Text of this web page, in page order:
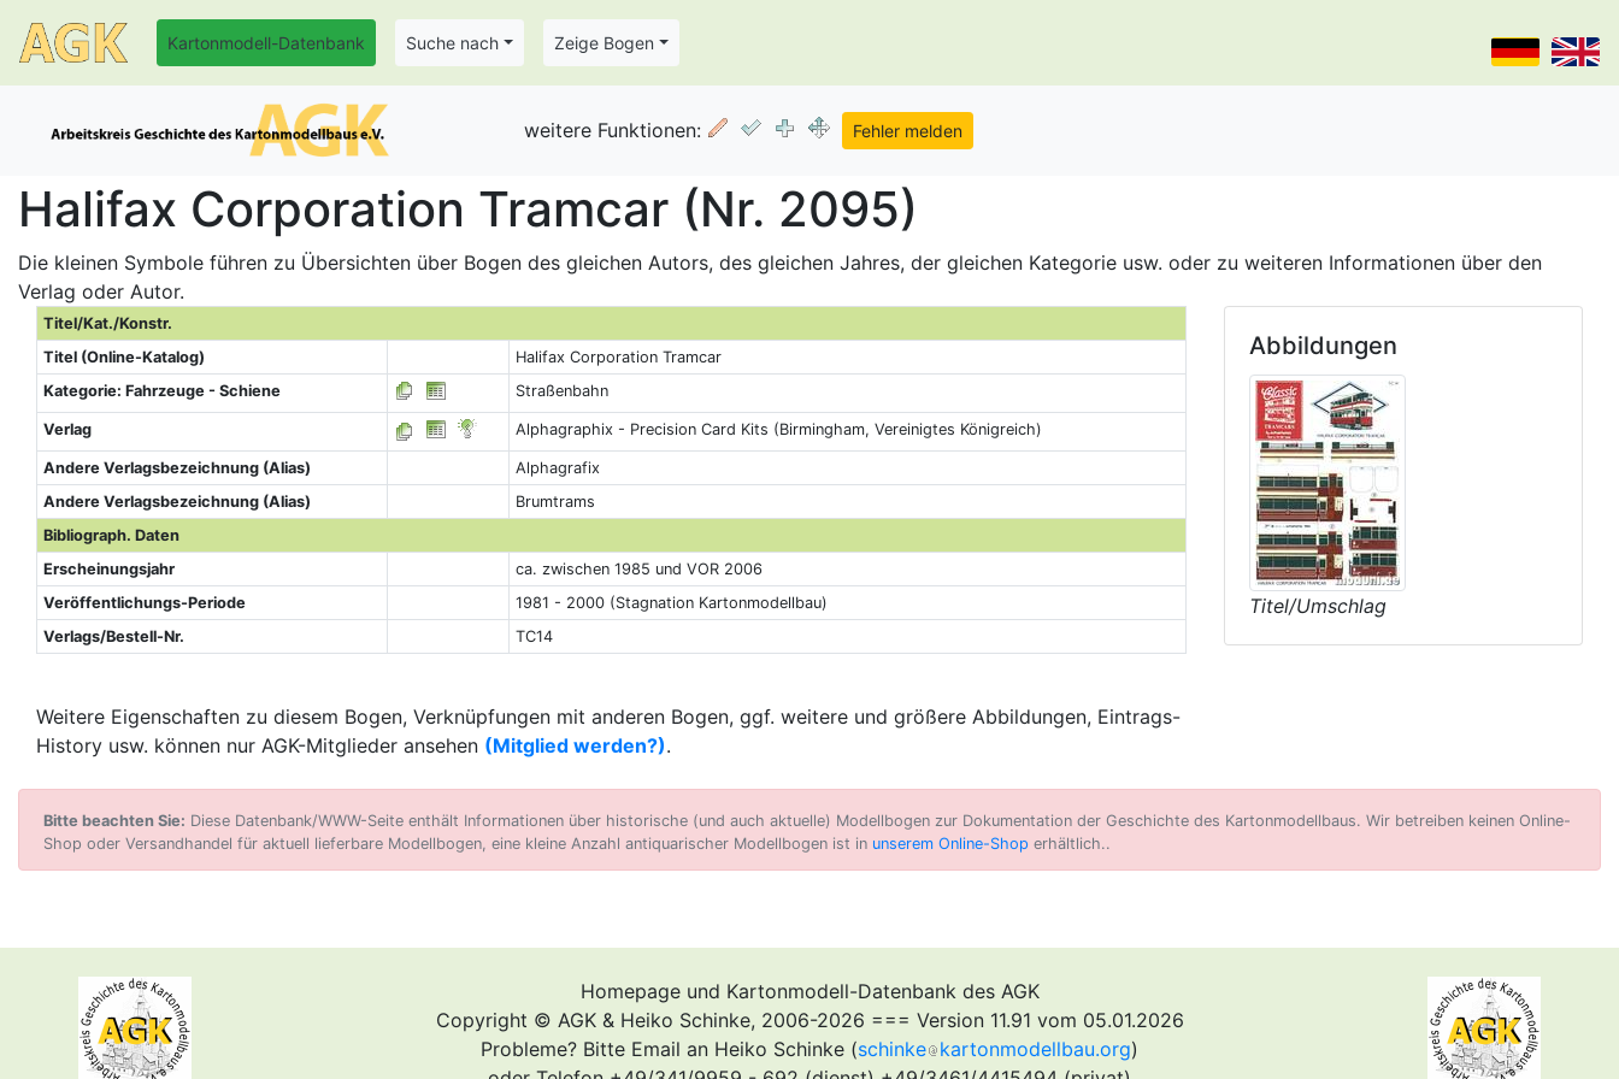
Kartonmodell-Datenbank Suche nach Zeige Bogen
weitere Funktionen:
Halifax Corporation Tramcar (Nr. 2095)
Die kleinen Symbole führen zu Übersichten über Bogen des gleichen Autors, des gleichen Jahres, der gleichen Kategorie usw. oder zu weiteren Informationen über den
Verlag oder Autor.
Titel/Kat./Konstr.
Titel (Online-Katalog)
Halifax Corporation Tramcar
Kategorie: Fahrzeuge - Schiene
Straßenbahn
Verlag Alphagraphix - Precision Card Kits (Birmingham, Vereinigtes Königreich)
Andere Verlagsbezeichnung (Alias)
Alphagrafix
Andere Verlagsbezeichnung (Alias)
Brumtrams
Bibliograph. Daten
Erscheinungsjahr
ca. zwischen 1985 und VOR 2006
Veröffentlichungs-Periode
1981 - 2000 (Stagnation Kartonmodellbau)
Verlags/Bestell-Nr.
TC14
Weitere Eigenschaften zu diesem Bogen, Verknüpfungen mit anderen Bogen, ggf. weitere und größere Abbildungen, Eintrags-
History usw. können nur AGK-Mitglieder ansehen (Mitglied werden?).
Abbildungen
Titel/Umschlag
Bitte beachten Sie: Diese Datenbank/WWW-Seite enthält Informationen über historische (und auch aktuelle) Modellbogen zur Dokumentation der Geschichte des Kartonmodellbaus. Wir betreiben keinen Online-
Shop oder Versandhandel für aktuell lieferbare Modellbogen, eine kleine Anzahl antiquarischer Modellbogen ist in unserem Online-Shop erhältlich..
Homepage und Kartonmodell-Datenbank des AGK
Copyright © AGK & Heiko Schinke, 2006-2026 === Version 11.91 vom 05.01.2026
Probleme? Bitte Email an Heiko Schinke (schinke kartonmodellbau.org)